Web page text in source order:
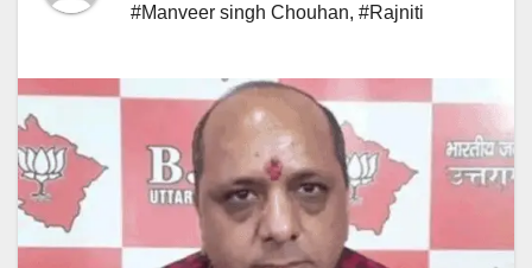
#Manveer singh Chouhan, #Rajniti